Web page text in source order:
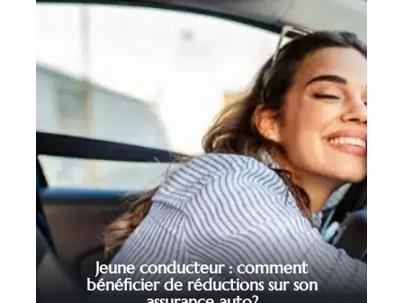
Jeune conducteur : comment
bénéficier de réductions sur son